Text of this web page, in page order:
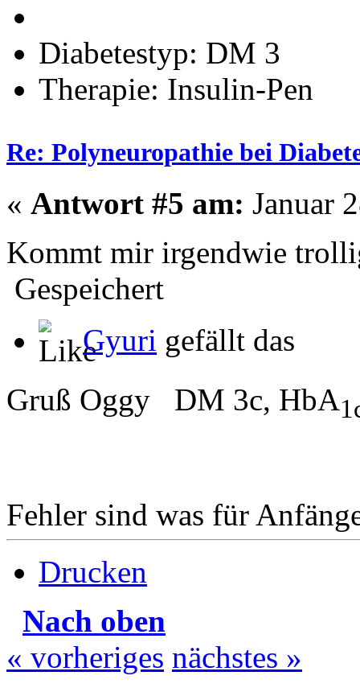
Diabetestyp: DM 3
Therapie: Insulin-Pen
Re: Polyneuropathie bei
« Antwort #5 am: Januar
Kommt mir irgendwie
Gespeichert
Gyuri gefällt das
Gruß Oggy DM 3c, HbA
Fehler sind was für
Drucken
Nach oben
« vorheriges nächstes »